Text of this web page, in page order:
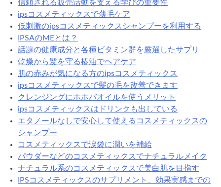
ッ
ス
髪
毛
を
改
善
で
す
信頼される販売活動を支える学びの重要性
ipsコスメティックスで薄毛ケア
低刺激のipsコスメティックスシャンプーを利用する
IPSAのMEとは？
話題の健康成分と各種ビタミン群を厳選したサプリ
乾燥から髪を守る椿油でヘアケア
肌の赤みが気になる方のipsコスメティックス
ipsコスメティックスで髪の毛を改善できます
クレンジングにホホバオイルを使うメリット
ipsコスメティックスはドリンクも出している
エタノールなしで安心して使えるコスメティックスの
シャンプー
コスメティックスで涙袋に潤いを補給
パウダーなどのコスメティックスでナチュラルメイク
ナチュラル系のコスメティックスで美白肌を目指す
IPSコスメティックスのサプリメント、効果実感までの